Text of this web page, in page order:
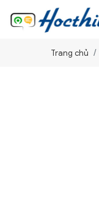
Trang chủ